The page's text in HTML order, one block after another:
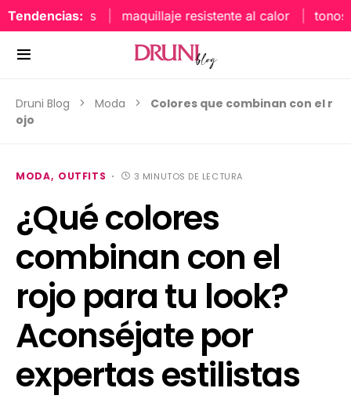
Tendencias: maquillaje resistente al calor tonos
Druni Blog Moda
Colores que combinan con el r
ojo
MODA OUTFITS 3 MINUTOS DE LECTURA
¿Qué colores
combinan con el
rojo para tu look?
Aconséjate por
expertas estilistas